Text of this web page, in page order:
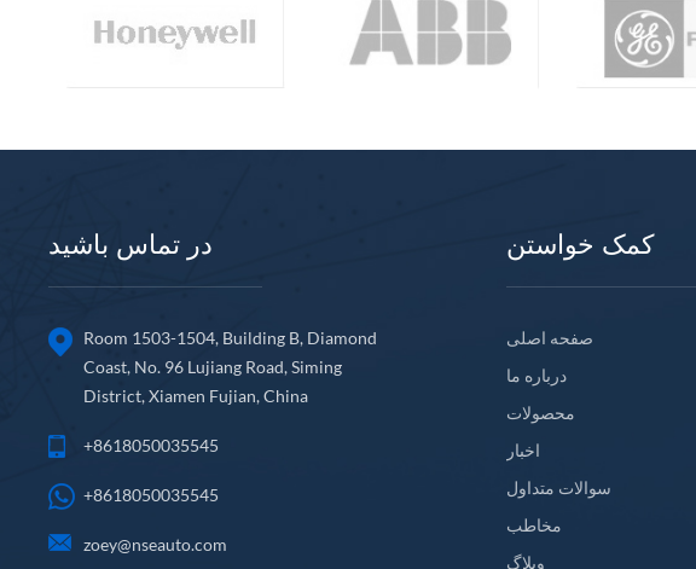
در تماس باشید
Room 1503-1504, Building B, Diamond
Coast, No. 96 Lujiang Road, Siming
District, Xiamen Fujian, China
+8618050035545
+8618050035545
zoey@nseauto.com
کمک خواستن
صفحه اصلی
درباره ما
محصولات
اخبار
سوالات متداول
مخاطب
وبلاگ